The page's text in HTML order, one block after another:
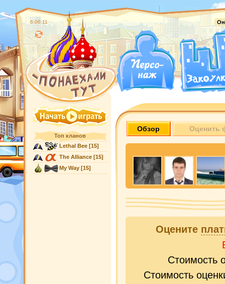
6:06:12
Топ кланов
Lethal Bee[15]
The Alliance[15]
My Way[15]
Обзор Оценить
Оцените
Стоимость
Стоимость